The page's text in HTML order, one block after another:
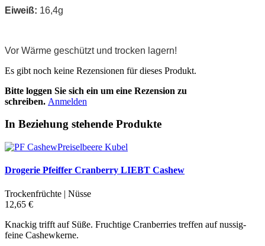
Eiweiß: 16,4g
Vor Wärme geschützt und trocken lagern!
Es gibt noch keine Rezensionen für dieses Produkt.
Bitte loggen Sie sich ein um eine Rezension zu
schreiben. Anmelden
In Beziehung stehende Produkte
Drogerie Pfeiffer Cranberry LIEBT Cashew
Trockenfrüchte | Nüsse
12,65 €
Knackig trifft auf Süße. Fruchtige Cranberries treffen auf nussig-
feine Cashewkerne.